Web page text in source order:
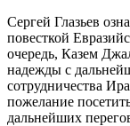
Сергей Глазьев
повесткой
очередь, Казем
надежды с
сотрудничества
пожелание
дальнейших